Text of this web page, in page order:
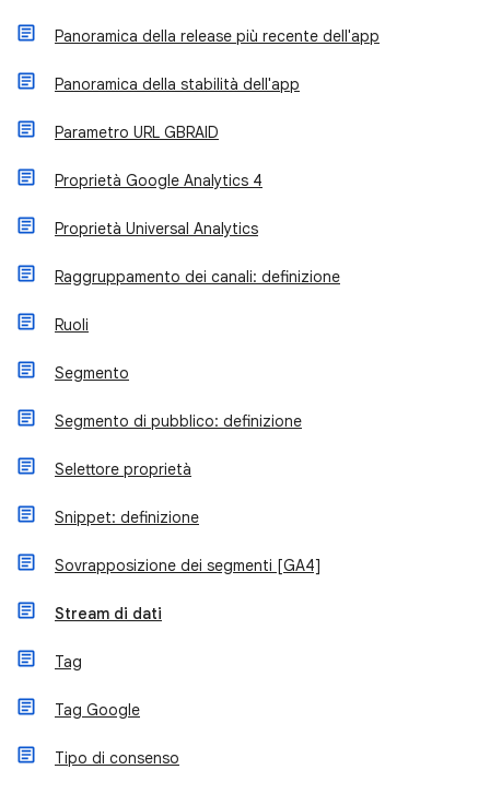
Panoramica della release più recente dell'app
Panoramica della stabilità dell'app
Parametro URL GBRAID
Proprietà Google Analytics 4
Proprietà Universal Analytics
Raggruppamento dei canali: definizione
Ruoli
Segmento
Segmento di pubblico: definizione
Selettore proprietà
Snippet: definizione
Sovrapposizione dei segmenti [GA4]
Stream di dati
Tag
Tag Google
Tipo di consenso